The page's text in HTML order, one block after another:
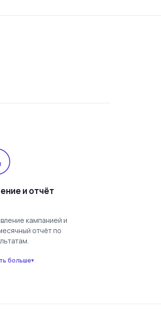
и отчёт
кампанией и
отчёт по
больше▾